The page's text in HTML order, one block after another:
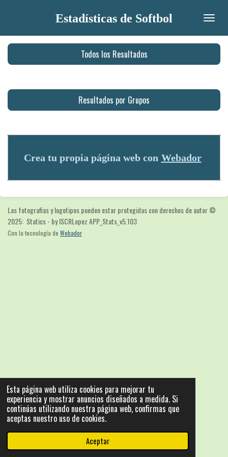
Esta página web utiliza cookies para mejorar tu
experiencia y mostrar anuncios diseñados a medida. Si
continúas utilizando nuestra página web, confirmas que
aceptas nuestro uso de cookies.
Aceptar
contenido
principal
Estadísticas de Softbol
Todos los Resultados
Resultados por Grupos
Crea tu propia página web con Webador
Las fotografias y logotipos pueden estar protegidas con derechos de autor©
2025: Statics - by ISCRLopez APP_Stats_v5.103
Con la tecnología de Webador